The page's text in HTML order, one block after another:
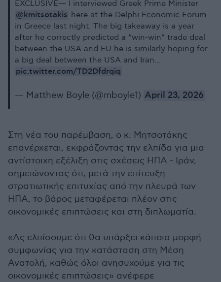
EXCLUSIVE— I interviewed Greek Prime Minister
@kmitsotakis here at the Delphi Economic Forum
in Greece last night. The big takeaway is a year
after he correctly predicted a “win-win” trade deal
between the USA and EU he is similarly hoping for
a big deal between the USA and Iran…
pic.twitter.com/TD2Dfdrqiq
— Matthew Boyle (@mboyle1) April 23, 2026
Στη νέα του παρέμβαση, ο κ. Μητσοτάκης
επανέρχεται, εκφράζοντας την ελπίδα για μια
αντίστοιχη εξέλιξη στις σχέσεις ΗΠΑ - Ιράν,
σημειώνοντας ότι, μετά την επίτευξη
στρατιωτικής επιτυχίας από την πλευρά των
ΗΠΑ, το βάρος μεταφέρεται πλέον στις
οικονομικές επιπτώσεις και στη διπλωματία.
«Ας ελπίσουμε ότι θα υπάρξει κάποια μορφή
συμφωνίας για την κατάσταση στη Μέση
Ανατολή, καθώς όλοι ανησυχούμε για τις
οικονομικές επιπτώσεις» ανέφερε